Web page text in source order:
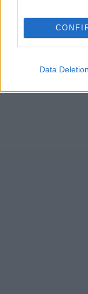
Data Deletion
NÉPSZERŰ